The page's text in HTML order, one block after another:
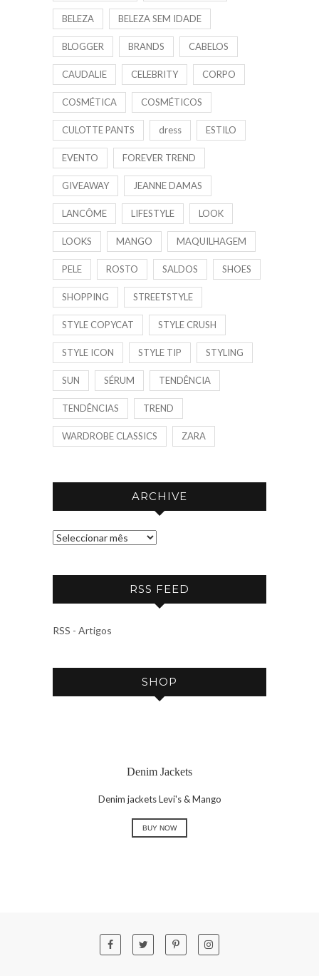
BELEZA BELEZA SEM IDADE
BLOGGER BRANDS CABELOS
CAUDALIE CELEBRITY CORPO
COSMÉTICA COSMÉTICOS
CULOTTE PANTS dress ESTILO
EVENTO FOREVER TREND
GIVEAWAY JEANNE DAMAS
LANCÔME LIFESTYLE LOOK
LOOKS MANGO MAQUILHAGEM
PELE ROSTO SALDOS SHOES
SHOPPING STREETSTYLE
STYLE COPYCAT STYLE CRUSH
STYLE ICON STYLE TIP STYLING
SUN SÉRUM TENDÊNCIA
TENDÊNCIAS TREND
WARDROBE CLASSICS ZARA
ARCHIVE
A
C
V
RSS FEED
RSS - Artigos
SHOP
Denim Jackets
Denim jackets Levi's & Mango
BUY NOW